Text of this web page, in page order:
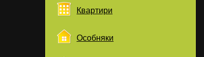
Квартири
Особняки